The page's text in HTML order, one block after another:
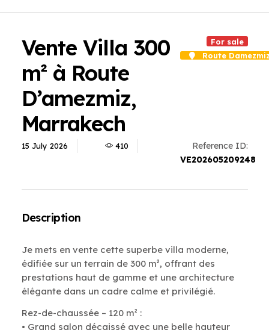
Vente Villa 300
m² à Route
D’amezmiz,
Marrakech
For sale
Route
15 July 2026 410
Reference ID:
VE202605209248
Description
Je mets en vente cette superbe villa moderne,
édifiée sur un terrain de 300 m², offrant des
prestations haut de gamme et une architecture
élégante dans un cadre calme et privilégié.
Rez-de-chaussée – 120 m² :
• Grand salon décaissé avec une belle hauteur